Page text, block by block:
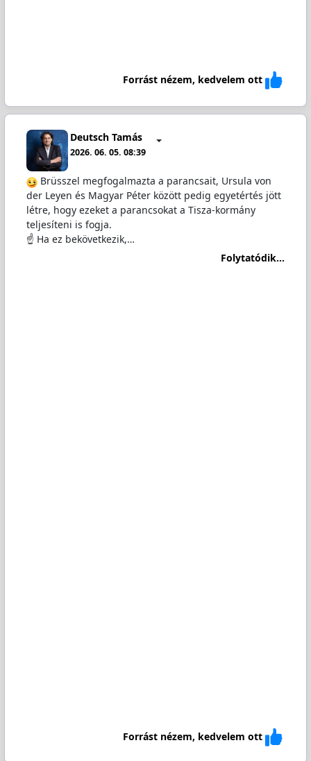
Forrást nézem, kedvelem ott
Deutsch Tamás
2026. 06. 05. 08:39
Brüsszel megfogalmazta a parancsait, Ursula von
der Leyen és Magyar Péter között pedig egyetértés jött
létre, hogy ezeket a parancsokat a Tisza-kormány
teljesíteni is fogja.
☝️ Ha ez bekövetkezik,…
Folytatódik...
Forrást nézem, kedvelem ott